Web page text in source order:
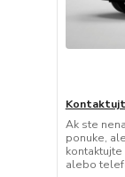
Ak ste
ponuke,
kontaktujte
alebo